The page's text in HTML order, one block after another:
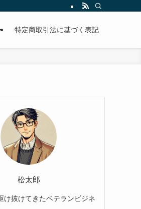
特定商取引法に基づく表記
松太郎
け抜けてきたベテランビジネ